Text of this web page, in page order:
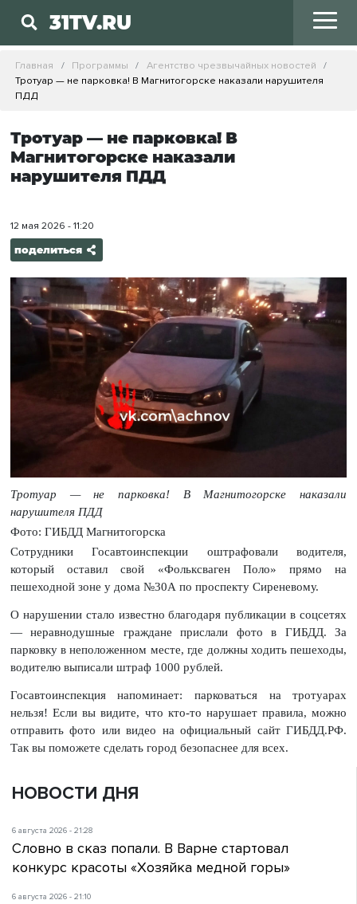
31TV.RU
Главная Программы
Агентство чрезвычайных новостей
Тротуар — не парковка! В Магнитогорске наказали нарушителя
ПДД
Тротуар — не парковка! В
Магнитогорске наказали
нарушителя ПДД
12 мая 2026 - 11:20
поделиться
Тротуар — не парковка! В Магнитогорске наказали
нарушителя ПДД
Фото: ГИБДД Магнитогорска
Сотрудники Госавтоинспекции оштрафовали водителя,
который оставил свой «Фольксваген Поло» прямо на
пешеходной зоне у дома №30А по проспекту Сиреневому.
О нарушении стало известно благодаря публикации в соцсетях
— неравнодушные граждане прислали фото в ГИБДД. За
парковку в неположенном месте, где должны ходить пешеходы,
водителю выписали штраф 1000 рублей.
Госавтоинспекция напоминает: парковаться на тротуарах
нельзя! Если вы видите, что кто-то нарушает правила, можно
отправить фото или видео на официальный сайт ГИБДД.РФ.
Так вы поможете сделать город безопаснее для всех.
НОВОСТИ ДНЯ
6 августа 2026 - 21:28
Словно в сказ попали. В Варне стартовал
конкурс красоты «Хозяйка медной горы»
6 августа 2026 - 21:10